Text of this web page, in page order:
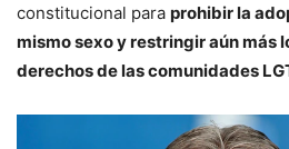
constitucional para prohibir la
mismo sexo y restringir aún más
derechos de las comunidades